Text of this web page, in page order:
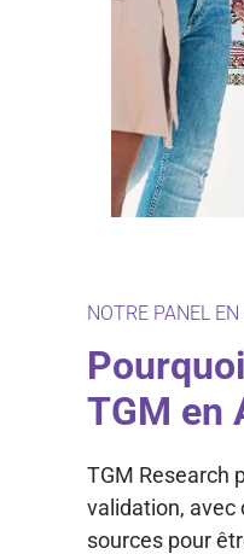
NOTRE PANEL
TGM en
TGM Research
validation, avec
sources pour